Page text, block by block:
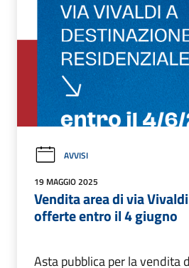
AVVISI
19 MAGGIO 2025
Vendita area di via
offerte entro il 4 giugno
Asta pubblica per la vendita